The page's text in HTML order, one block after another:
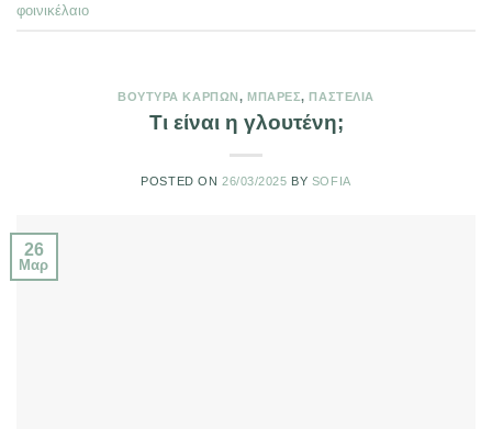
φοινικέλαιο
ΒΟΎΤΥΡΑ ΚΑΡΠΏΝ , ΜΠΆΡΕΣ, ΠΑΣΤΈΛΙΑ
Τι είναι η γλουτένη;
POSTED ON 26/03/2025 BY SOFIA
26
Μαρ